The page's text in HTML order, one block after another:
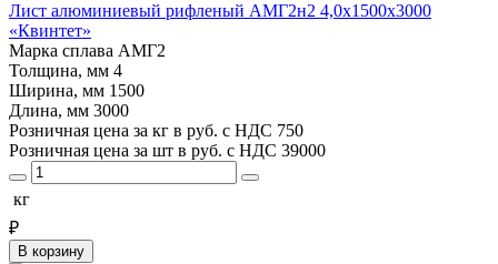
Лист алюминиевый рифленый АМГ2н2 4,0х1500х3000
«Квинтет»
Марка сплава АМГ2
Толщина, мм 4
Ширина, мм 1500
Длина, мм 3000
Розничная цена за кг в руб. с НДС 750
Розничная цена за шт в руб. с НДС 39000
кг
₽
В корзину